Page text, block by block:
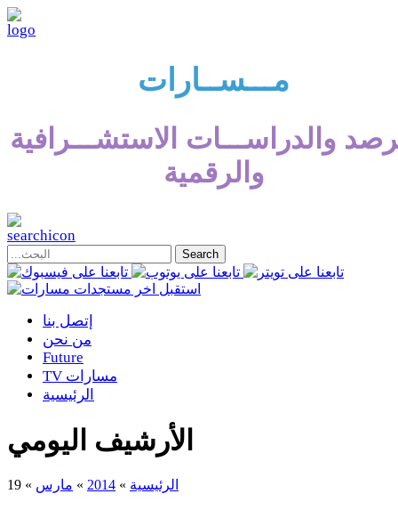
مـــســارات
والدراســـات الاستشـــرافية
والرقمية
إتصل بنا
من نحن
Future
TV مسارات
الرئيسية
الأرشيف اليومي
الرئيسية »
2014
» مارس »
19